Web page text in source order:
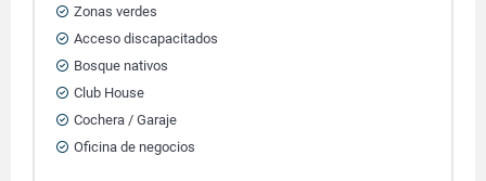
Zonas verdes
Acceso discapacitados
Bosque nativos
Club House
Cochera / Garaje
Oficina de negocios